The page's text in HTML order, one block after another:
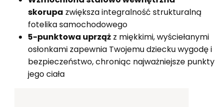
skorupa zwiększa integralność strukturalną
fotelika samochodowego
5-punktowa uprząż z miękkimi, wyściełanymi
osłonkami zapewnia Twojemu dziecku wygodę i
bezpieczeństwo, chroniąc najważniejsze punkty
jego ciała